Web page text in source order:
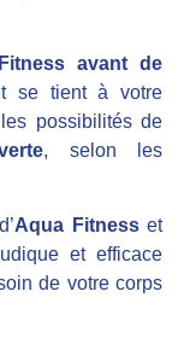
avant de
se tient à votre
possibilités de
, selon les
Aqua Fitnesset
et efficace
de votre corps